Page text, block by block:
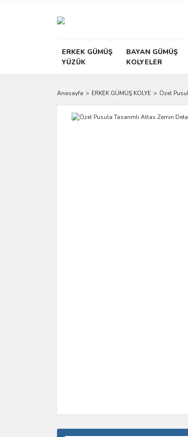
ERKEK GÜMÜŞ
YÜZÜK
BAYAN GÜMÜŞ
KOLYELER
Anasayfa ERKEK GÜMÜŞ KOLYE Özel